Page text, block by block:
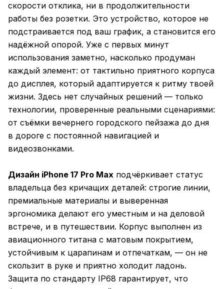
скорости отклика, ни в продолжительности
работы без розетки. Это устройство, которое не
подстраивается под ваш график, а становится его
надёжной опорой. Уже с первых минут
использования заметно, насколько продуман
каждый элемент: от тактильно приятного корпуса
до дисплея, который адаптируется к ритму твоей
жизни. Здесь нет случайных решений — только
технологии, проверенные реальными сценариями:
от съёмки вечернего городского пейзажа до дня
в дороге с постоянной навигацией и
видеозвонками.
Дизайн iPhone 17 Pro Max подчёркивает статус
владельца без кричащих деталей: строгие линии,
премиальные материалы и выверенная
эргономика делают его уместным и на деловой
встрече, и в путешествии. Корпус выполнен из
авиационного титана с матовым покрытием,
устойчивым к царапинам и отпечаткам, — он не
скользит в руке и приятно холодит ладонь.
Защита по стандарту IP68 гарантирует, что